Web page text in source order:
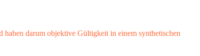
darum objektive Gültigkeit in einem synthetischen